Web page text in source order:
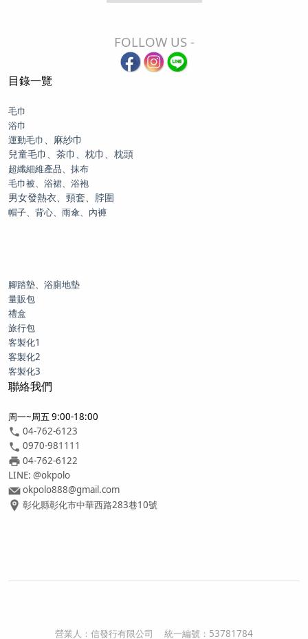
FOLLOW US -
目錄一覽
毛巾
浴巾
運動毛巾、麻紗巾
兒童毛巾、茶巾、枕巾、枕頭
超纖細維產品、抹布
毛巾被、浴裙、浴袍
男女發熱衣、頸套、脖圍
帽子、背心、雨傘、內褲
腳踏墊、浴廁地墊
量販包
禮盒
旅行包
客製化1
客製化2
客製化3
聯絡我們
周一~周五 9:00-18:00
04-762-6123
0970-981111
04-762-6122
LINE: @okpolo
okpolo888@gmail.com
彰化縣彰化市中華西路283巷10號
營業人： 信發行有限公司 統一編號： 53781784